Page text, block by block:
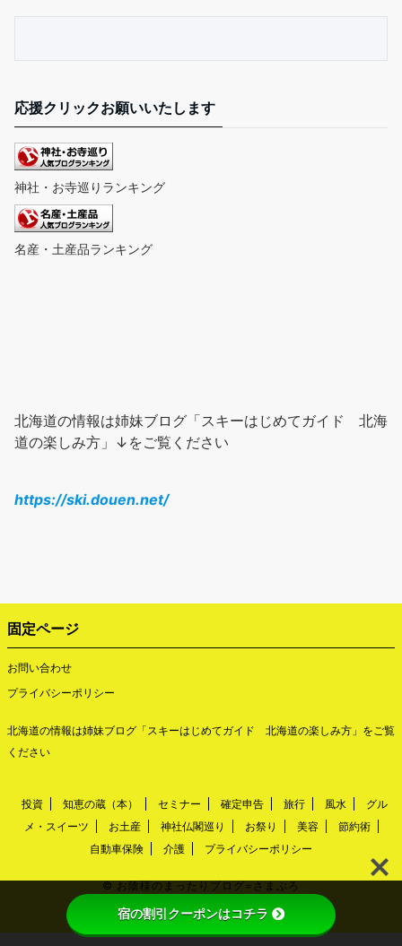
応援クリックお願いいたします
神社・お寺巡りランキング
名産・土産品ランキング
北海道の情報は姉妹ブログ「スキーはじめてガイド 北海
道の楽しみ方」↓をご覧ください
https://ski.douen.net/
固定ページ
お問い合わせ
プライバシーポリシー
北海道の情報は姉妹ブログ「スキーはじめてガイド 北海道の楽しみ方 」をご覧
ください
投資 知恵の蔵（本） セミナー 確定申告 旅行 風水
グル
メ・スイーツ
お土産 神社仏閣巡り お祭り 美容
節約術
自動車保険
介護 プライバシーポリシー
© お陰様のまったりブログ=さまぶろ
Powered by Emanon
宿の割引クーポンはコチラ